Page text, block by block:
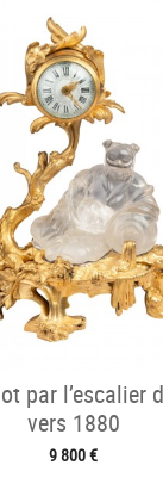
par l’escalier
vers 1880
9 800 €